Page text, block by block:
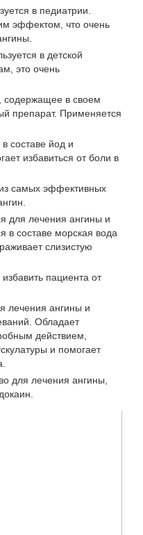
в педиатрии.
эффектом, что очень
в детской
это очень
содержащее в своем
препарат. Применяется
составе йод и
избавиться от боли в
самых эффективных
для лечения ангины и
составе морская вода
слизистую
пациента от
лечения ангины и
Обладает
действием,
и помогает
для лечения ангины,